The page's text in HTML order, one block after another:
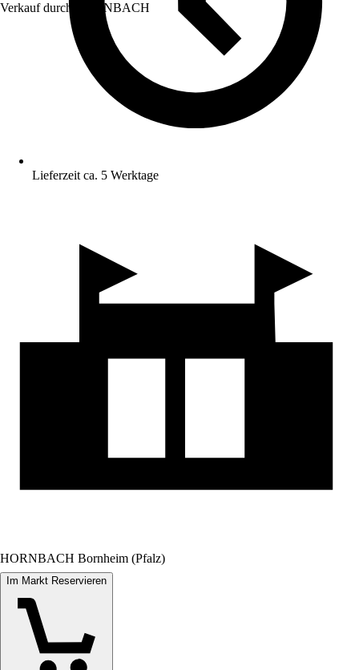
Verkauf durch: HORNBACH
Lieferzeit ca. 5 Werktage
HORNBACH Bornheim (Pfalz)
Im Markt Reservieren